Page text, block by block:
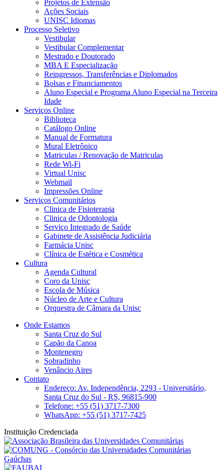
Projetos de Extensão
Ações Sociais
UNISC Idiomas
Processo Seletivo
Vestibular
Vestibular Complementar
Mestrado e Doutorado
MBA E Especialização
Reingressos, Transferências e Diplomados
Bolsas e Financiamentos
Aluno Especial e Programa Aluno Especial na Terceira
Idade
Serviços Online
Biblioteca
Catálogo Online
Manual de Formatura
Mural Eletrônico
Matriculas / Renovação de Matriculas
Rede Wi-Fi
Virtual Unisc
Webmail
Impressões Online
Serviços Comunitários
Clinica de Fisioterapia
Clinica de Odontologia
Serviço Integrado de Saúde
Gabinete de Assistência Judiciária
Farmácia Unisc
Clínica de Estética e Cosmética
Cultura
Agenda Cultural
Coro da Unisc
Escola de Música
Núcleo de Arte e Cultura
Orquestra de Câmara da Unisc
Onde Estamos
Santa Cruz do Sul
Capão da Canoa
Montenegro
Sobradinho
Venâncio Aires
Contato
Endereço: Av. Independência, 2293 - Universitário,
Santa Cruz do Sul - RS, 96815-900
Telefone: +55 (51) 3717-7300
WhatsApp: +55 (51) 3717-7425
Instituição Credenciada